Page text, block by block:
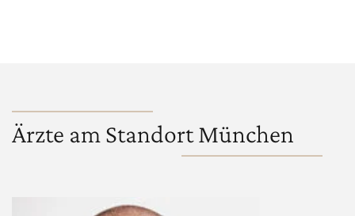
Ärzte am Standort München